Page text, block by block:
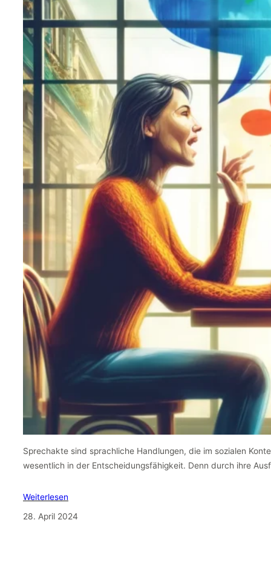
Sprechakte sind sprachliche Handlungen, die im sozialen
wesentlich in der Entscheidungsfähigkeit. Denn durch ihre
Weiterlesen
28. April 2024